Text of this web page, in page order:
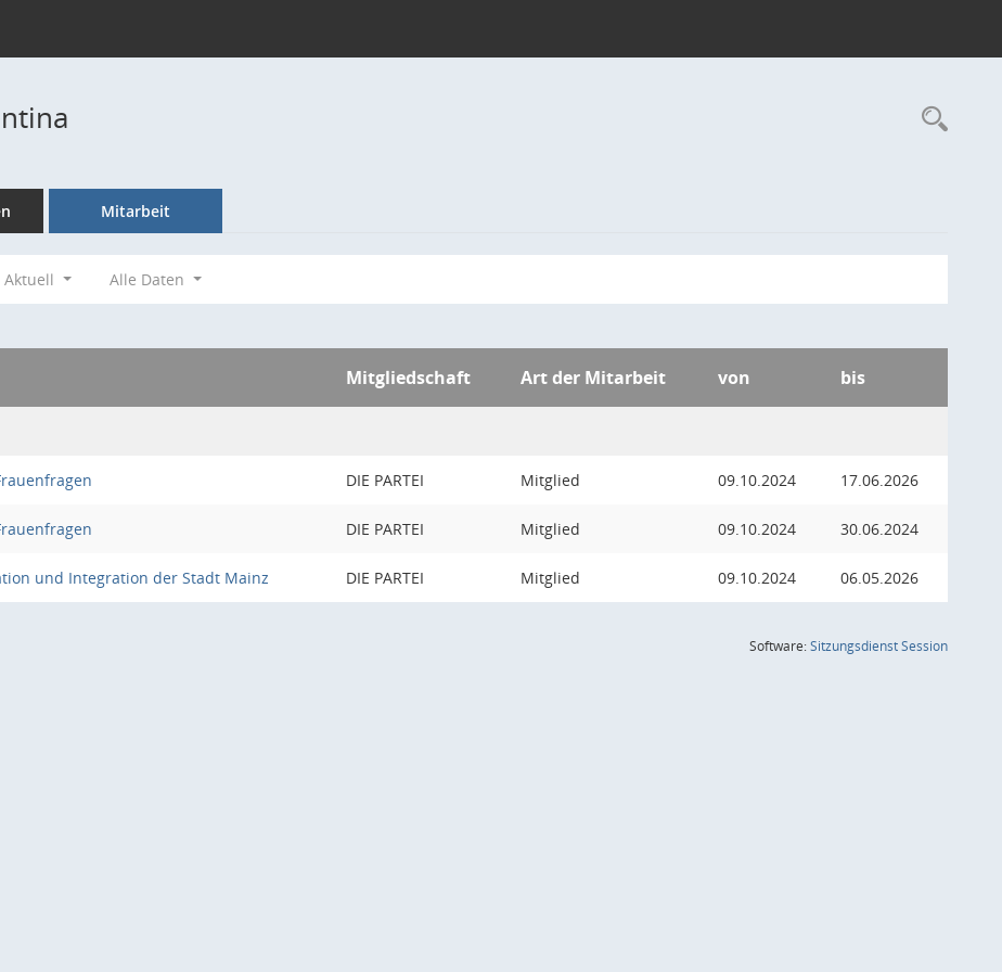
Mitarbeit
Aktuell Alle Daten
Mitgliedschaft Art der Mitarbeit von bis
DIE PARTEI Mitglied 09.10.2024 17.06.2026
DIE PARTEI Mitglied 09.10.2024 30.06.2024
und Integration der Stadt Mainz DIE PARTEI Mitglied 09.10.2024 06.05.2026
Software:SitzungsdienstSession(Wird in